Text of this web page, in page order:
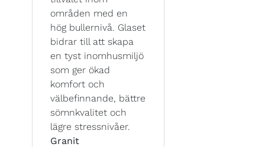
områden med en
hög bullernivå. Glaset
bidrar till att skapa
en tyst inomhusmiljö
som ger ökad
komfort och
välbefinnande, bättre
sömnkvalitet och
lägre stressnivåer.
Granit